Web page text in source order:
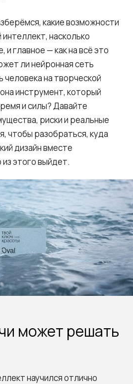
какие возможности
насколько
и главное — как на всё это
ли нейронная сеть
на творческой
инструмент, который
и силы? Давайте
риски и реальные
чтобы разобраться, куда
дизайн вместе
этого выйдет.
может решать
научился отлично